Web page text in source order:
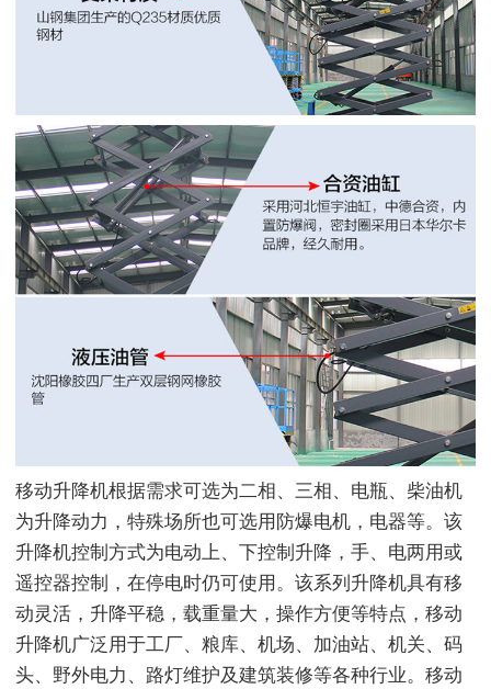
移动升降机根据需求可选为二相、三相、电瓶、柴油机
为升降动力，特殊场所也可选用防爆电机，电器等。该
升降机控制方式为电动上、下控制升降，手、电两用或
遥控器控制，在停电时仍可使用。该系列升降机具有移
动灵活，升降平稳，载重量大，操作方便等特点，移动
升降机广泛用于工厂、粮库、机场、加油站、机关、码
头、野外电力、路灯维护及建筑装修等各种行业。移动